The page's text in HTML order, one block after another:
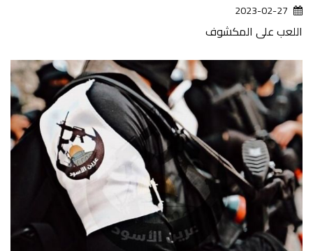
2023-02-27
اللعب على المكشوف